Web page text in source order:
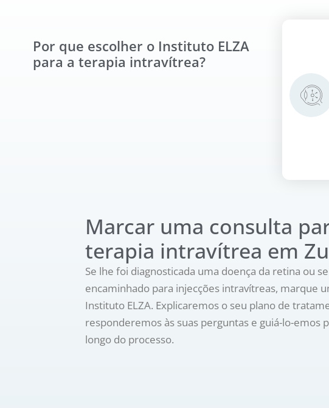
Por que escolher o Instituto ELZA
para a terapia intravítrea?
Marcar uma consulta
terapia intravítrea em
Se lhe foi diagnosticada uma doença da retina ou
encaminhado para injecções intravítreas, marque
Instituto ELZA. Explicaremos o seu plano de
responderemos às suas perguntas e guiá-lo-emos
longo do processo.